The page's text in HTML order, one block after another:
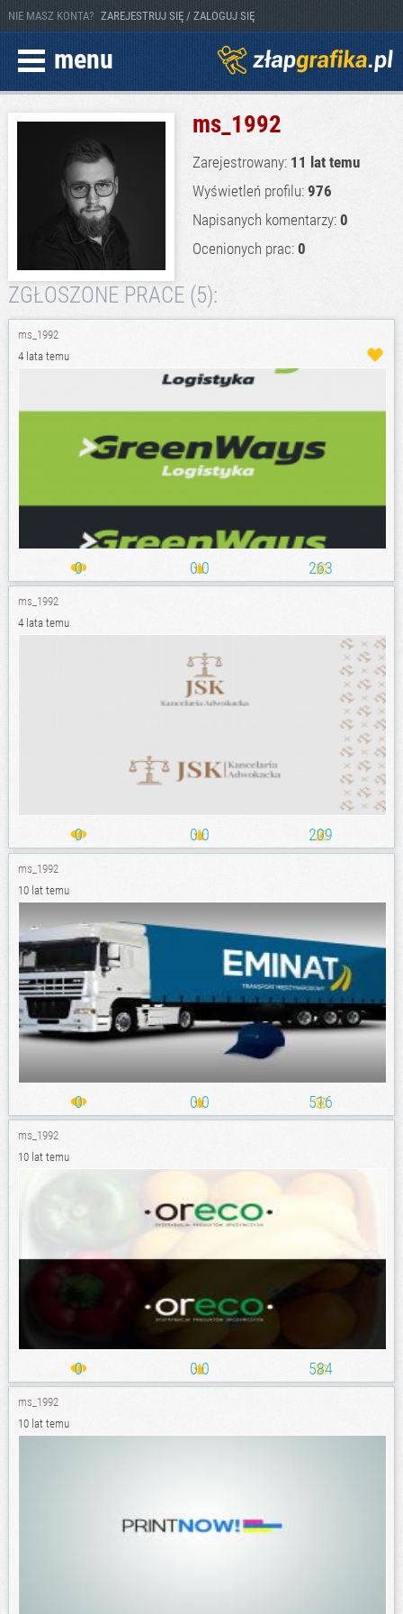
NIE MASZ KONTA? ZAREJESTRUJ SIĘ / ZALOGUJ SIĘ
menu
ms_1992
Zarejestrowany: 11 lat temu
Wyświetleń profilu: 976
Napisanych komentarzy: 0
Ocenionych prac: 0
ZGŁOSZONE PRACE (5):
ms_1992
4 lata temu
0 0.0 263
ms_1992
4 lata temu
0 0.0 209
ms_1992
10 lat temu
0 0.0 516
ms_1992
10 lat temu
0 0.0 584
ms_1992
10 lat temu